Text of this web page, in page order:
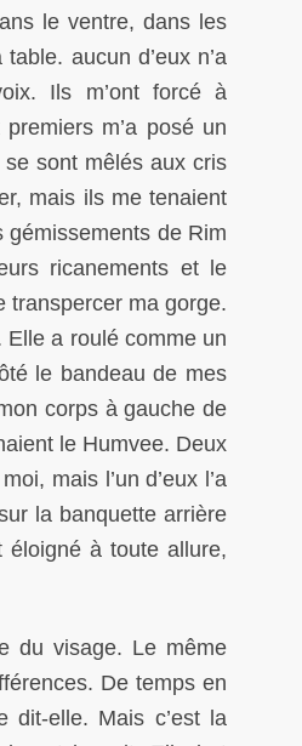
le ventre, dans les
aucun d’eux n’a
Ils m’ont forcé à
m’a posé un
sont mêlés aux cris
mais ils me tenaient
gémissements de Rim
ricanements et le
transpercer ma gorge.
a roulé comme un
le bandeau de mes
corps à gauche de
le Humvee. Deux
mais l’un d’eux l’a
la banquette arrière
éloigné à toute allure,
du visage. Le même
De temps en
dit-elle. Mais c’est la